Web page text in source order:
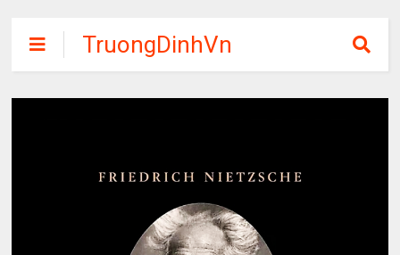
TruongDinhVn
Chia sẽ ebook,
các khóa học,